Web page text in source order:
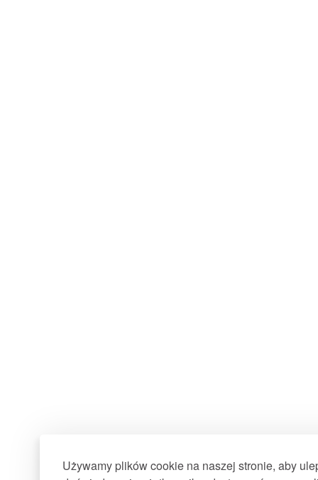
Używamy plików cookie na naszej stronie, aby